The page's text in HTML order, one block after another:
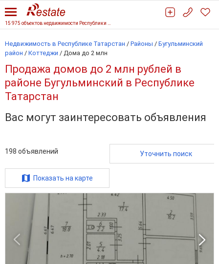
Недвижимость в Республике Татарстан / Районы / Бугульминский
район / Коттеджи / Дома до 2 млн
Продажа домов до 2 млн рублей в
районе Бугульминский в Республике
Татарстан
Вас могут заинтересовать объявления
198 объявлений Уточнить поиск
Показать на карте